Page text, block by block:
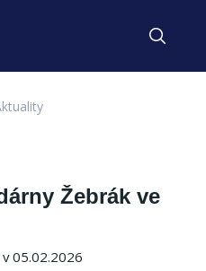
Žebrák ve
05.02.2026